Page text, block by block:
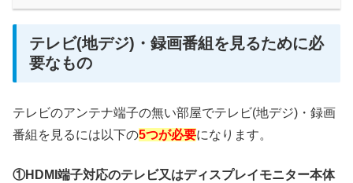
テレビ(地デジ)・録画番組を見るために必
要なもの
テレビのアンテナ端子の無い部屋でテレビ(地デジ)・録画
番組を見るには以下の5つが必要になります。
①HDMI端子対応のテレビ又はディスプレイモニター本体